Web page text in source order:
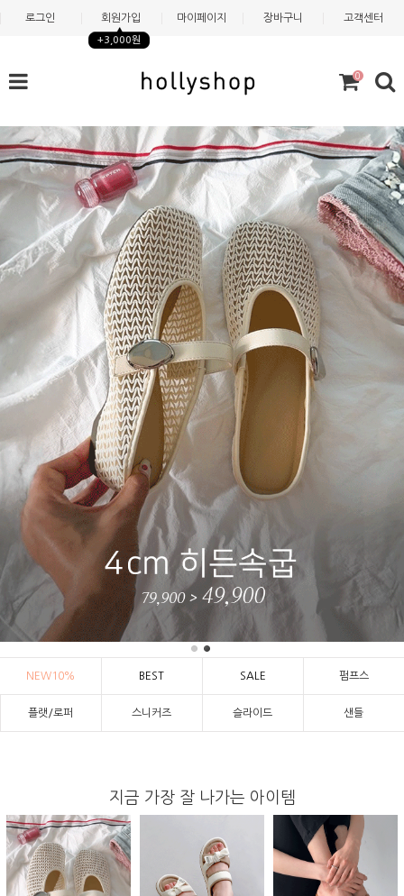
로그인 회원가입
+3,000원
마이페이지 장바구니 고객센터
0
NEW10% BEST SALE 펌프스
플랫/로퍼 스니커즈 슬라이드 샌들
지금 가장 잘 나가는 아이템